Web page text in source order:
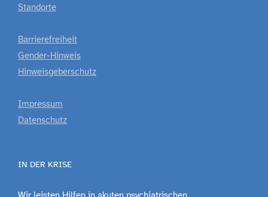
Standorte
Barrierefreiheit
Gender-Hinweis
Hinweisgeberschutz
Impressum
Datenschutz
IN DER KRISE